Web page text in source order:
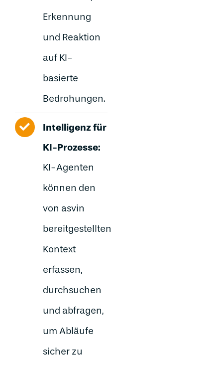
Erkennung
und Reaktion
auf KI-
basierte
Bedrohungen.
Intelligenz für
KI-Prozesse:
KI-Agenten
können den
von asvin
bereitgestellten
Kontext
erfassen,
durchsuchen
und abfragen,
um Abläufe
sicher zu